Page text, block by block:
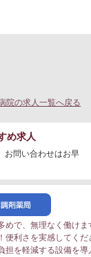
院の求人一覧へ戻る
め求人
お問い合わせはお早
めで、無理なく働けま
便利さを実感してくだ
担を軽減する設備を導